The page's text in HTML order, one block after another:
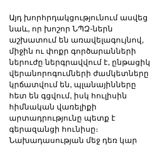
Այդ խորհրդակցությունում ասվեց
նաև, որ խոշոր ՆՊԶ-ներն
աշխատում են առավելագույնով,
միջին ու փոքր գործարանների
ներուժը ներգրավվում է, ընթացիկ
վերանորոգումների ժամկետները
կրճատվում են, պլանայինները
հետ են գցվում, իսկ հուլիսին
հիմնական վառելիքի
արտադրությունը պետք է
գերազանցի հունիսը։
Նախադասության մեջ դեռ կար